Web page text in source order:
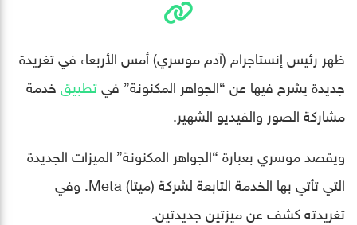
ظهر رئيس إنستاجرام (آدم موسري) أمس الأربعاء في تغريدة
جديدة يشرح فيها عن “الجواهر المكنونة” فيتطبيقخدمة
مشاركة الصور والفيديو الشهير.
ويقصد موسري بعبارة “الجواهر المكنونة” الميزات الجديدة
التي تأتي بها الخدمة التابعة لشركة (ميتا) Meta. وفي
تغريدته كشف عن ميزتين جديدتين.